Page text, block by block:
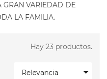
GRAN VARIEDAD DE
LA FAMILIA.
Hay 23 productos.
Relevancia 